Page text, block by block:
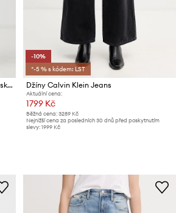
Calvin Klein Jeans wide leg džíny dámské
-10%
*-5 % s kódem: LST
Džíny Calvin Klein Jeans
Aktuální cena:
1799 Kč
Běžná cena: 3289 Kč
Nejnižší cena za posledních 30 dnů před poskytnutím
slevy: 1999 Kč